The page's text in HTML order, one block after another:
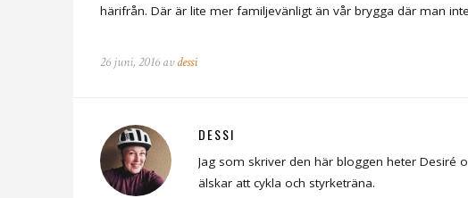
härifrån. Där är lite mer familjevänligt än vår brygga där man
26 juni, 2016 avdessi
DESSI
Jag som skriver den här bloggen heter
älskar att cykla och styrketräna.